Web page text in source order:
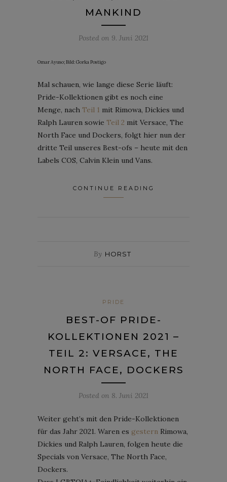
MANKIND
Posted on 9. Juni 2021
Omar Ayuso; Bild: Gorka Postigo
Mal schauen, wie lange diese Serie läuft:
Pride-Kollektionen gibt es noch eine
Menge, nach Teil 1 mit Rimowa, Dickies und
Ralph Lauren sowie Teil 2 mit Versace, The
North Face und Dockers, folgt hier nun der
dritte Teil unseres Best-ofs – heute mit den
Labels COS, Calvin Klein und Vans.
CONTINUE READING
By HORST
PRIDE
BEST-OF PRIDE-
KOLLEKTIONEN 2021 –
TEIL 2: VERSACE, THE
NORTH FACE, DOCKERS
Posted on 8. Juni 2021
Weiter geht’s mit den Pride-Kollektionen
für das Jahr 2021. Waren es gestern Rimowa,
Dickies und Ralph Lauren, folgen heute die
Specials von Versace, The North Face,
Dockers.